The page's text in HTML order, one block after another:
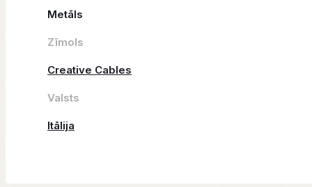
Metāls
Zīmols
Creative Cables
Valsts
Itālija